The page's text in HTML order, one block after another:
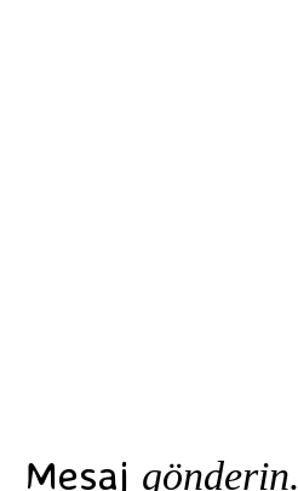
Mesaj gönderin.